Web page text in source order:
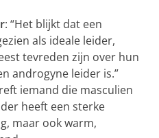
: “Het blijkt dat een
als ideale leider,
tevreden zijn over hun
androgyne leider is.”
iemand die masculien
heeft een sterke
maar ook warm,